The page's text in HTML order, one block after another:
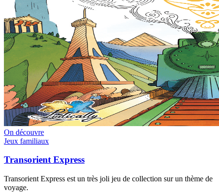
On découvre
Jeux familiaux
Transorient Express
Transorient Express est un très joli jeu de collection sur un thème de
voyage.